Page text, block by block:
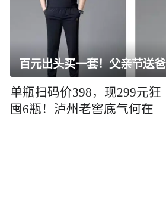
单瓶扫码价398，现299元狂
囤6瓶！泸州老窖底气何在